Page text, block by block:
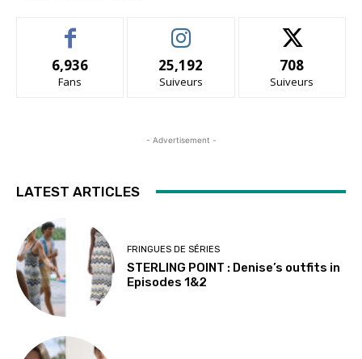
6,936
Fans
25,192
Suiveurs
708
Suiveurs
- Advertisement -
LATEST ARTICLES
FRINGUES DE SÉRIES
STERLING POINT : Denise’s outfits in
Episodes 1&2